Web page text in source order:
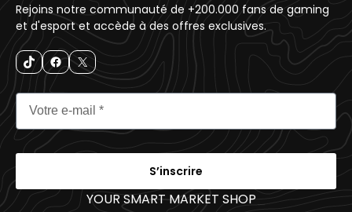
Rejoins notre communauté de +200.000 fans de gaming
et d'esport et accède à des offres exclusives.
S’inscrire
YOUR SMART MARKET SHOP _